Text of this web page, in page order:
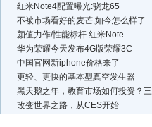
红米Note4配置曝光:骁龙65
不被市场看好的麦芒,如今怎么样了
颜值力作/性能标杆 红米Note
华为荣耀今天发布4G版荣耀3C
中国官网新iphone价格来了
更轻、更快的基本型真空发生器
黑天鹅之年，教育市场如何投资？三
改变世界之路，从CES开始